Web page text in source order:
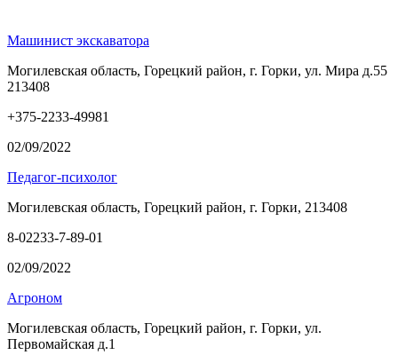
Машинист экскаватора
Могилевская область, Горецкий район, г. Горки, ул. Мира д.55
213408
+375-2233-49981
02/09/2022
Педагог-психолог
Могилевская область, Горецкий район, г. Горки, 213408
8-02233-7-89-01
02/09/2022
Агроном
Могилевская область, Горецкий район, г. Горки, ул.
Первомайская д.1